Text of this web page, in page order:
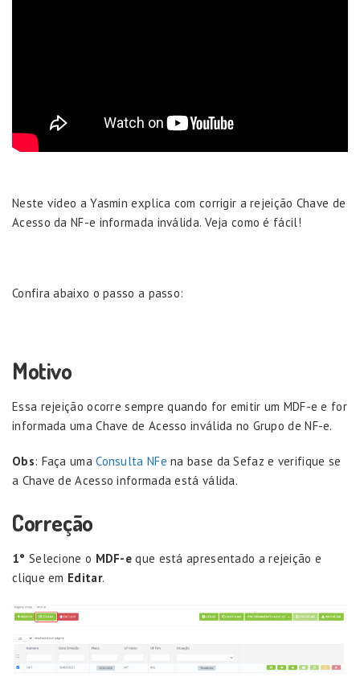
Neste vídeo a Yasmin explica com corrigir a rejeição Chave de
Acesso da NF-e informada inválida. Veja como é fácil!
Confira abaixo o passo a passo:
Motivo
Essa rejeição ocorre sempre quando for emitir um MDF-e e for
informada uma Chave de Acesso inválida no Grupo de NF-e.
Obs: Faça umaConsulta NFe na base da Sefaz e verifique se
a Chave de Acesso informada está válida.
Correção
1° Selecione o MDF-e que está apresentado a rejeição e
clique em Editar.